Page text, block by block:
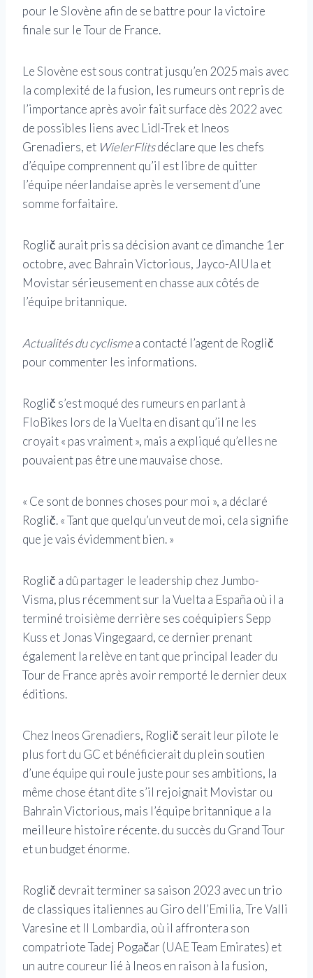
pour le Slovène afin de se battre pour la victoire
finale sur le Tour de France.
Le Slovène est sous contrat jusqu’en 2025 mais avec
la complexité de la fusion, les rumeurs ont repris de
l’importance après avoir fait surface dès 2022 avec
de possibles liens avec Lidl-Trek et Ineos
Grenadiers, et WielerFlitsdéclare que les chefs
d’équipe comprennent qu’il est libre de quitter
l’équipe néerlandaise après le versement d’une
somme forfaitaire.
Roglič aurait pris sa décision avant ce dimanche 1er
octobre, avec Bahrain Victorious, Jayco-AlUla et
Movistar sérieusement en chasse aux côtés de
l’équipe britannique.
Actualités du cyclismea contacté l’agent de Roglič
pour commenter les informations.
Roglič s’est moqué des rumeurs en parlant à
FloBikes lors de la Vuelta en disant qu’il ne les
croyait « pas vraiment », mais a expliqué qu’elles ne
pouvaient pas être une mauvaise chose.
« Ce sont de bonnes choses pour moi », a déclaré
Roglič. « Tant que quelqu’un veut de moi, cela signifie
que je vais évidemment bien. »
Roglič a dû partager le leadership chez Jumbo-
Visma, plus récemment sur la Vuelta a España où il a
terminé troisième derrière ses coéquipiers Sepp
Kuss et Jonas Vingegaard, ce dernier prenant
également la relève en tant que principal leader du
Tour de France après avoir remporté le dernier deux
éditions.
Chez Ineos Grenadiers, Roglič serait leur pilote le
plus fort du GC et bénéficierait du plein soutien
d’une équipe qui roule juste pour ses ambitions, la
même chose étant dite s’il rejoignait Movistar ou
Bahrain Victorious, mais l’équipe britannique a la
meilleure histoire récente. du succès du Grand Tour
et un budget énorme.
Roglič devrait terminer sa saison 2023 avec un trio
de classiques italiennes au Giro dell’Emilia, Tre Valli
Varesine et Il Lombardia, où il affrontera son
compatriote Tadej Pogačar (UAE Team Emirates) et
un autre coureur lié à Ineos en raison à la fusion,